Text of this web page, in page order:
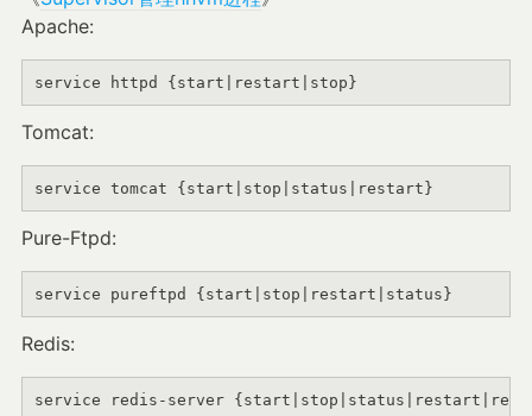
Apache:
service httpd {start|restart|stop}
Tomcat:
service tomcat {start|stop|status|restart}
Pure-Ftpd:
service pureftpd {start|stop|restart|status}
Redis:
service redis-server